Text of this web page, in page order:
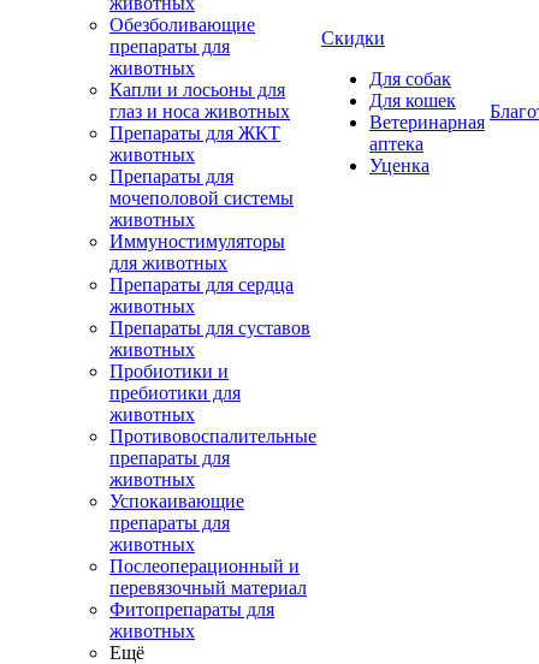
Обезболивающие
препараты для
животных
Капли и лосьоны для
глаз и носа животных
Препараты для ЖКТ
животных
Препараты для
мочеполовой системы
животных
Иммуностимуляторы
для животных
Препараты для сердца
животных
Препараты для суставов
животных
Пробиотики и
пребиотики для
животных
Противовоспалительные
препараты для
животных
Успокаивающие
препараты для
животных
Послеоперационный и
перевязочный материал
Фитопрепараты для
животных
Ещё
Скидки
Для собак
Для кошек
Ветеринарная
аптека
Уценка